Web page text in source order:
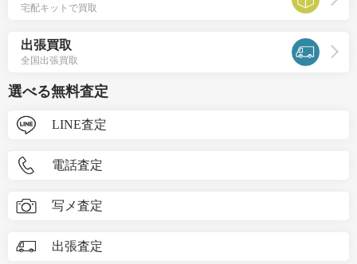
宅配キットで買取
出張買取
全国出張買取
選べる無料査定
LINE査定
電話査定
写メ査定
出張査定